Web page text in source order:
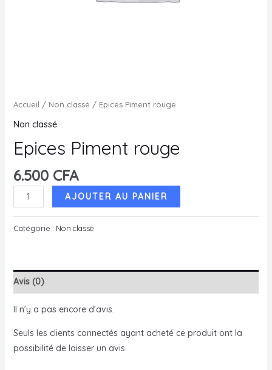
Accueil / Non classé / Epices Piment rouge
Non classé
Epices Piment rouge
6.500 CFA
quantité
de
AJOUTER AU PANIER
Catégorie : Non classé
Avis (0)
Il n’y a pas encore d’avis.
Seuls les clients connectés ayant acheté ce produit ont la
possibilité de laisser un avis.